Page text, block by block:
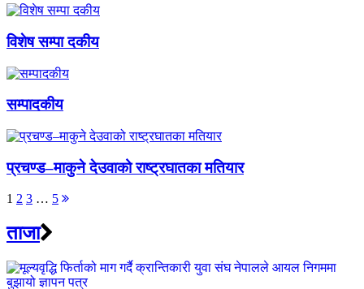
विशेष सम्पा दकीय
सम्पादकीय
प्रचण्ड–माकुने देउवाको राष्ट्रघातका मतियार
Posts
pagination
1 2 3 … 5
ताजा